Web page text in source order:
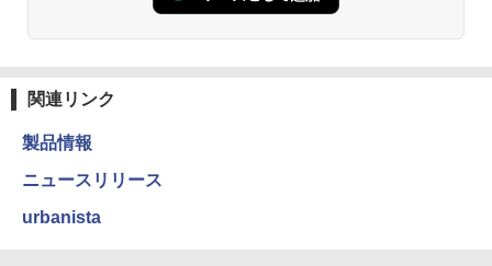
関連リンク
製品情報
ニュースリリース
urbanista